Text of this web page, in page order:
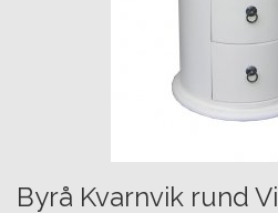
Byrå Kvarnvik rund